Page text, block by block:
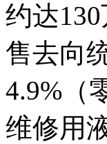
约达
售去向
4.9%（
维修用